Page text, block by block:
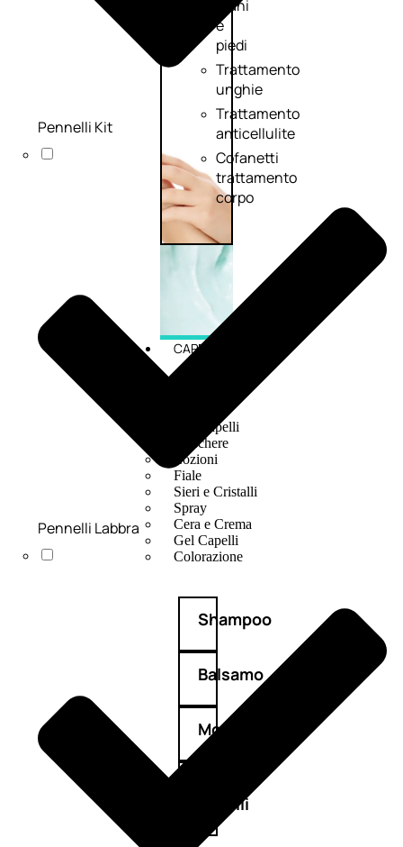
mani
e
piedi
Trattamento
unghie
Trattamento
anticellulite
Cofanetti
trattamento
corpo
CAPELLI
Olii Capelli
Maschere
Lozioni
Fiale
Sieri e Cristalli
Spray
Cera e Crema
Gel Capelli
Colorazione
Shampoo
Balsamo
Mousse
capelli
Pennelli Kit
Pennelli Labbra